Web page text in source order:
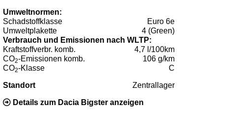
Umweltnormen:
Schadstoffklasse
Euro 6e
Umweltplakette
4 (Green)
Verbrauch und Emissionen nach WLTP:
Kraftstoffverbr. komb.
4,7 l/100km
CO2-Emissionen komb.
106 g/km
CO2-Klasse C
Standort Zentrallager
Details zum Dacia Bigster anzeigen